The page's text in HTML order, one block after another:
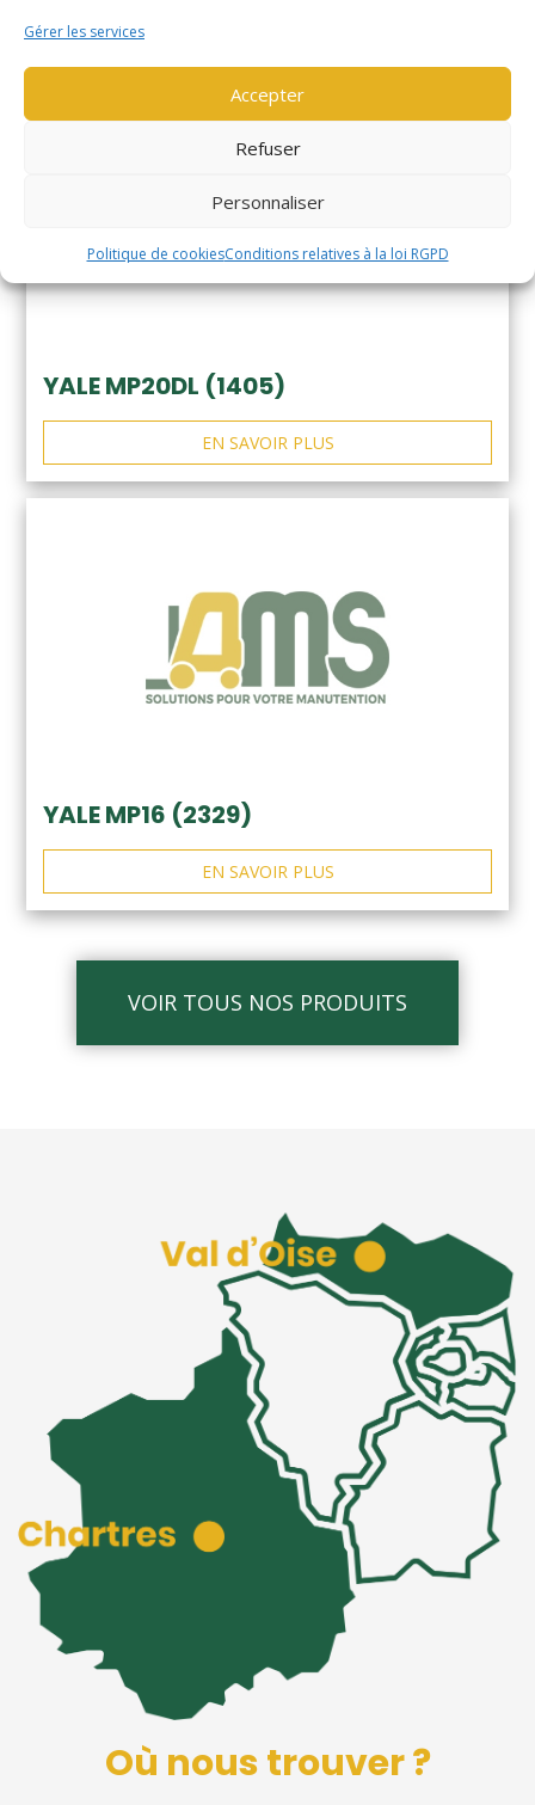
Gérer les services
Accepter
Refuser
Personnaliser
Politique de cookiesConditions relatives à la loi RGPD
YALE MP20DL (1405)
EN SAVOIR PLUS
YALE MP16 (2329)
EN SAVOIR PLUS
VOIR TOUS NOS PRODUITS
Où nous trouver ?